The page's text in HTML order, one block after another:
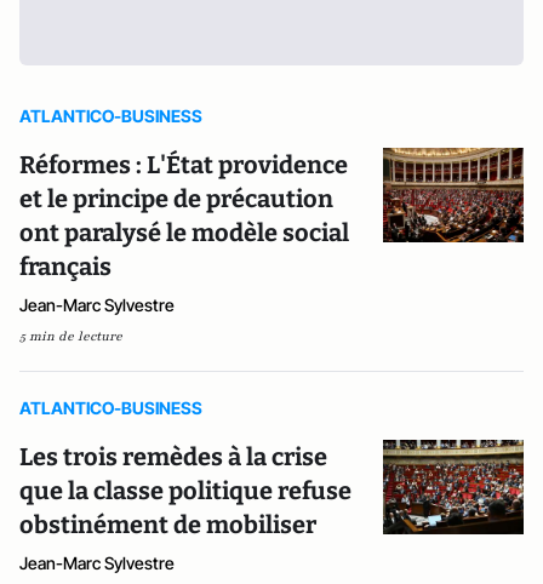
ATLANTICO-BUSINESS
Réformes : L'État providence
et le principe de précaution
ont paralysé le modèle social
français
Jean-Marc Sylvestre
5 min de lecture
ATLANTICO-BUSINESS
Les trois remèdes à la crise
que la classe politique refuse
obstinément de mobiliser
Jean-Marc Sylvestre